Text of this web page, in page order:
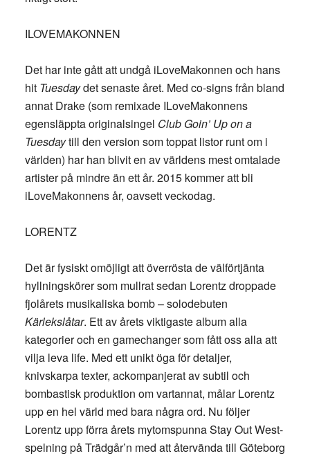
ILOVEMAKONNEN
Det har inte gått att undgå iLoveMakonnen och hans
hit Tuesdaydet senaste året. Med co-signs från bland
annat Drake (som remixade ILoveMakonnens
egensläppta originalsingel Club Goin’ Up on a
Tuesdaytill den version som toppat listor runt om i
världen) har han blivit en av världens mest omtalade
artister på mindre än ett år. 2015 kommer att bli
iLoveMakonnens år, oavsett veckodag.
LORENTZ
Det är fysiskt omöjligt att överrösta de välförtjänta
hyllningskörer som mullrat sedan Lorentz droppade
fjolårets musikaliska bomb – solodebuten
Kärlekslåtar. Ett av årets viktigaste album alla
kategorier och en gamechanger som fått oss alla att
vilja leva life. Med ett unikt öga för detaljer,
knivskarpa texter, ackompanjerat av subtil och
bombastisk produktion om vartannat, målar Lorentz
upp en hel värld med bara några ord. Nu följer
Lorentz upp förra årets mytomspunna Stay Out West-
spelning på Trädgår’n med att återvända till Göteborg